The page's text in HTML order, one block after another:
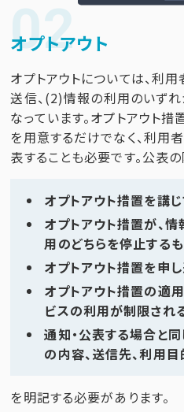
オプトアウト
02
オプトアウトについては、利
送信、(2)情報の利用のいず
なっています。オプトアウト
を用意するだけでなく、利用
表することも必要です。公表の
オプトアウト措置を講
オプトアウト措置が、
用のどちらを停止する
オプトアウト措置を申
オプトアウト措置の適
ビスの利用が制限され
通知・公表する場合と
の内容、送信先、利用目
を明記する必要があります。